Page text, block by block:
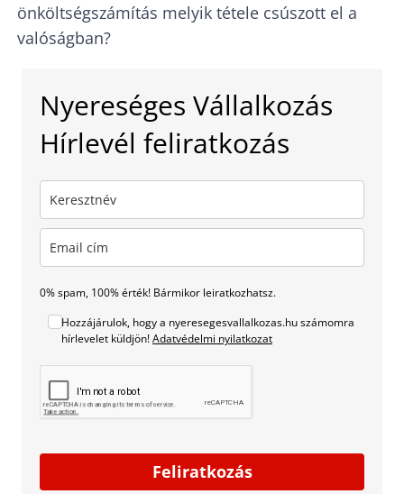
önköltségszámítás melyik tétele csúszott el a
valóságban?
Nyereséges Vállalkozás
Hírlevél feliratkozás
0% spam, 100% érték! Bármikor leiratkozhatsz.
Hozzájárulok, hogy a nyeresegesvallalkozas.hu számomra
hírlevelet küldjön!Adatvédelmi nyilatkozat
Feliratkozás